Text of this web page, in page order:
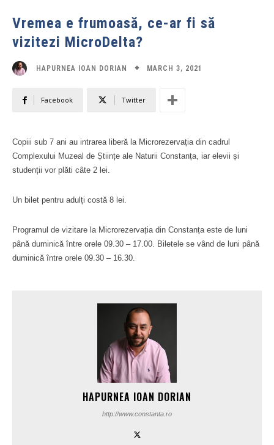
Vremea e frumoasă, ce-ar fi să
vizitezi MicroDelta?
HAPURNEA IOAN DORIAN MARCH 3, 2021
Facebook Twitter
Copiii sub 7 ani au intrarea liberă la Microrezervația din cadrul
Complexului Muzeal de Științe ale Naturii Constanța, iar elevii și
studenții vor plăti câte 2 lei.
Un bilet pentru adulți costă 8 lei.
Programul de vizitare la Microrezervația din Constanța este de luni
până duminică între orele 09.30 – 17.00. Biletele se vând de luni până
duminică între orele 09.30 – 16.30.
HAPURNEA IOAN DORIAN
http://www.constanta.ro